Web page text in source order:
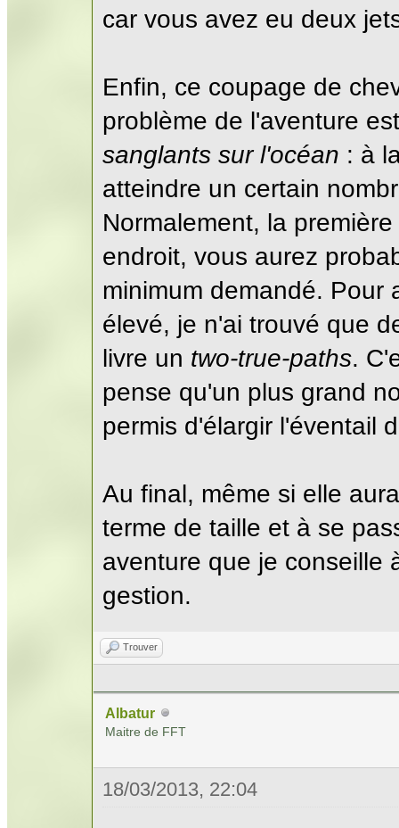
car vous avez eu deux
Enfin, ce coupage de
problème de l'aventure
sanglants sur l'océan : à
atteindre un certain
Normalement, la
endroit, vous aurez
minimum demandé. Pour
élevé, je n'ai trouvé que
livre un two-true-paths.
pense qu'un plus grand
permis d'élargir l'éventail
Au final, même si elle
terme de taille et à se
aventure que je conseille
gestion.
Trouver
Albatur
Maitre de FFT
18/03/2013, 22:04